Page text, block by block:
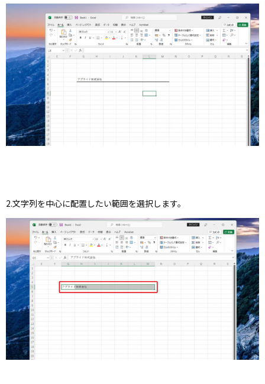
2.文字列を中心に配置したい範囲を選択します。